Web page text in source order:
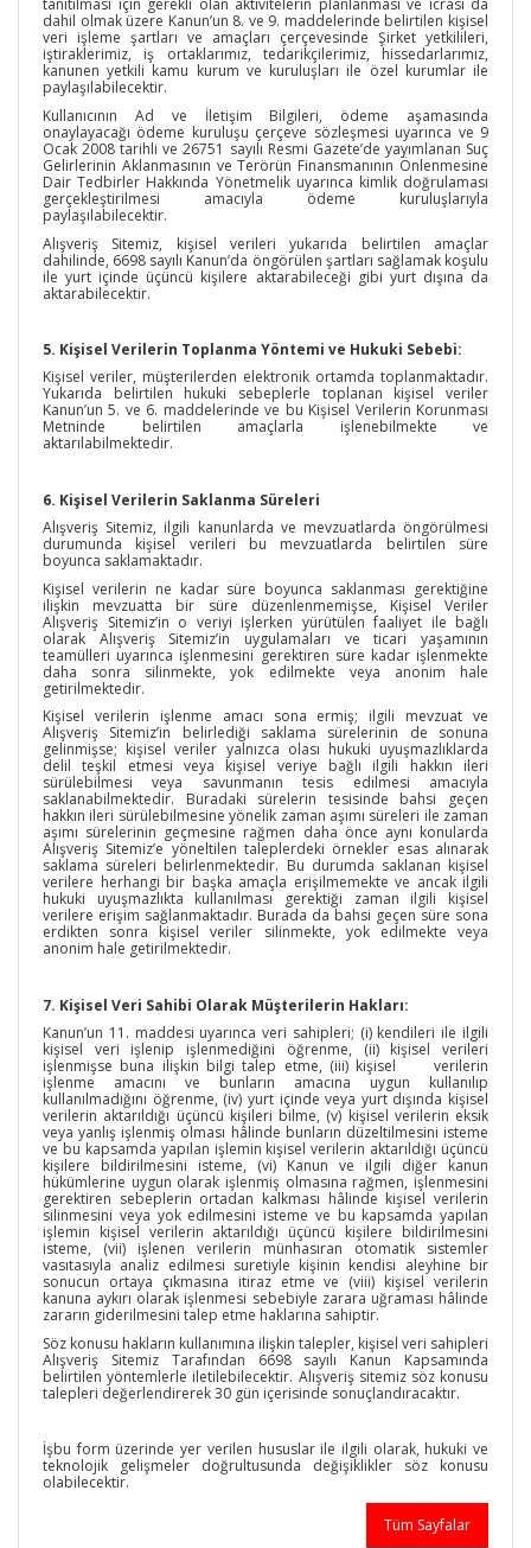
tanıtılması için gerekli olan aktivitelerin planlanması ve icrası da
dahil olmak üzere Kanun’un 8. ve 9. maddelerinde belirtilen kişisel
veri işleme şartları ve amaçları çerçevesinde Şirket yetkilileri,
iştiraklerimiz, iş ortaklarımız, tedarikçilerimiz, hissedarlarımız,
kanunen yetkili kamu kurum ve kuruluşları ile özel kurumlar ile
paylaşılabilecektir.
Kullanıcının Ad ve İletişim Bilgileri, ödeme aşamasında
onaylayacağı ödeme kuruluşu çerçeve sözleşmesi uyarınca ve 9
Ocak 2008 tarihli ve 26751 sayılı Resmi Gazete’de yayımlanan Suç
Gelirlerinin Aklanmasının ve Terörün Finansmanının Önlenmesine
Dair Tedbirler Hakkında Yönetmelik uyarınca kimlik doğrulaması
gerçekleştirilmesi amacıyla ödeme kuruluşlarıyla
paylaşılabilecektir.
Alışveriş Sitemiz, kişisel verileri yukarıda belirtilen amaçlar
dahilinde, 6698 sayılı Kanun’da öngörülen şartları sağlamak koşulu
ile yurt içinde üçüncü kişilere aktarabileceği gibi yurt dışına da
aktarabilecektir.
5. Kişisel Verilerin Toplanma Yöntemi ve Hukuki Sebebi:
Kişisel veriler, müşterilerden elektronik ortamda toplanmaktadır.
Yukarıda belirtilen hukuki sebeplerle toplanan kişisel veriler
Kanun’un 5. ve 6. maddelerinde ve bu Kişisel Verilerin Korunması
Metninde belirtilen amaçlarla işlenebilmekte ve
aktarılabilmektedir.
6. Kişisel Verilerin Saklanma Süreleri
Alışveriş Sitemiz, ilgili kanunlarda ve mevzuatlarda öngörülmesi
durumunda kişisel verileri bu mevzuatlarda belirtilen süre
boyunca saklamaktadır.
Kişisel verilerin ne kadar süre boyunca saklanması gerektiğine
ilişkin mevzuatta bir süre düzenlenmemişse, Kişisel Veriler
Alışveriş Sitemiz’in o veriyi işlerken yürütülen faaliyet ile bağlı
olarak Alışveriş Sitemiz’in uygulamaları ve ticari yaşamının
teamülleri uyarınca işlenmesini gerektiren süre kadar işlenmekte
daha sonra silinmekte, yok edilmekte veya anonim hale
getirilmektedir.
Kişisel verilerin işlenme amacı sona ermiş; ilgili mevzuat ve
Alışveriş Sitemiz’in belirlediği saklama sürelerinin de sonuna
gelinmişse; kişisel veriler yalnızca olası hukuki uyuşmazlıklarda
delil teşkil etmesi veya kişisel veriye bağlı ilgili hakkın ileri
sürülebilmesi veya savunmanın tesis edilmesi amacıyla
saklanabilmektedir. Buradaki sürelerin tesisinde bahsi geçen
hakkın ileri sürülebilmesine yönelik zaman aşımı süreleri ile zaman
aşımı sürelerinin geçmesine rağmen daha önce aynı konularda
Alışveriş Sitemiz’e yöneltilen taleplerdeki örnekler esas alınarak
saklama süreleri belirlenmektedir. Bu durumda saklanan kişisel
verilere herhangi bir başka amaçla erişilmemekte ve ancak ilgili
hukuki uyuşmazlıkta kullanılması gerektiği zaman ilgili kişisel
verilere erişim sağlanmaktadır. Burada da bahsi geçen süre sona
erdikten sonra kişisel veriler silinmekte, yok edilmekte veya
anonim hale getirilmektedir.
7. Kişisel Veri Sahibi Olarak Müşterilerin Hakları:
Kanun’un 11. maddesi uyarınca veri sahipleri; (i) kendileri ile ilgili
kişisel veri işlenip işlenmediğini öğrenme, (ii) kişisel verileri
işlenmişse buna ilişkin bilgi talep etme, (iii) kişisel verilerin
işlenme amacını ve bunların amacına uygun kullanılıp
kullanılmadığını öğrenme, (iv) yurt içinde veya yurt dışında kişisel
verilerin aktarıldığı üçüncü kişileri bilme, (v) kişisel verilerin eksik
veya yanlış işlenmiş olması hâlinde bunların düzeltilmesini isteme
ve bu kapsamda yapılan işlemin kişisel verilerin aktarıldığı üçüncü
kişilere bildirilmesini isteme, (vi) Kanun ve ilgili diğer kanun
hükümlerine uygun olarak işlenmiş olmasına rağmen, işlenmesini
gerektiren sebeplerin ortadan kalkması hâlinde kişisel verilerin
silinmesini veya yok edilmesini isteme ve bu kapsamda yapılan
işlemin kişisel verilerin aktarıldığı üçüncü kişilere bildirilmesini
isteme, (vii) işlenen verilerin münhasıran otomatik sistemler
vasıtasıyla analiz edilmesi suretiyle kişinin kendisi aleyhine bir
sonucun ortaya çıkmasına itiraz etme ve (viii) kişisel verilerin
kanuna aykırı olarak işlenmesi sebebiyle zarara uğraması hâlinde
zararın giderilmesini talep etme haklarına sahiptir.
Söz konusu hakların kullanımına ilişkin talepler, kişisel veri sahipleri
Alışveriş Sitemiz Tarafından 6698 sayılı Kanun Kapsamında
belirtilen yöntemlerle iletilebilecektir. Alışveriş sitemiz söz konusu
talepleri değerlendirerek 30 gün içerisinde sonuçlandıracaktır.
İşbu form üzerinde yer verilen hususlar ile ilgili olarak, hukuki ve
teknolojik gelişmeler doğrultusunda değişiklikler söz konusu
olabilecektir.
Tüm Sayfalar